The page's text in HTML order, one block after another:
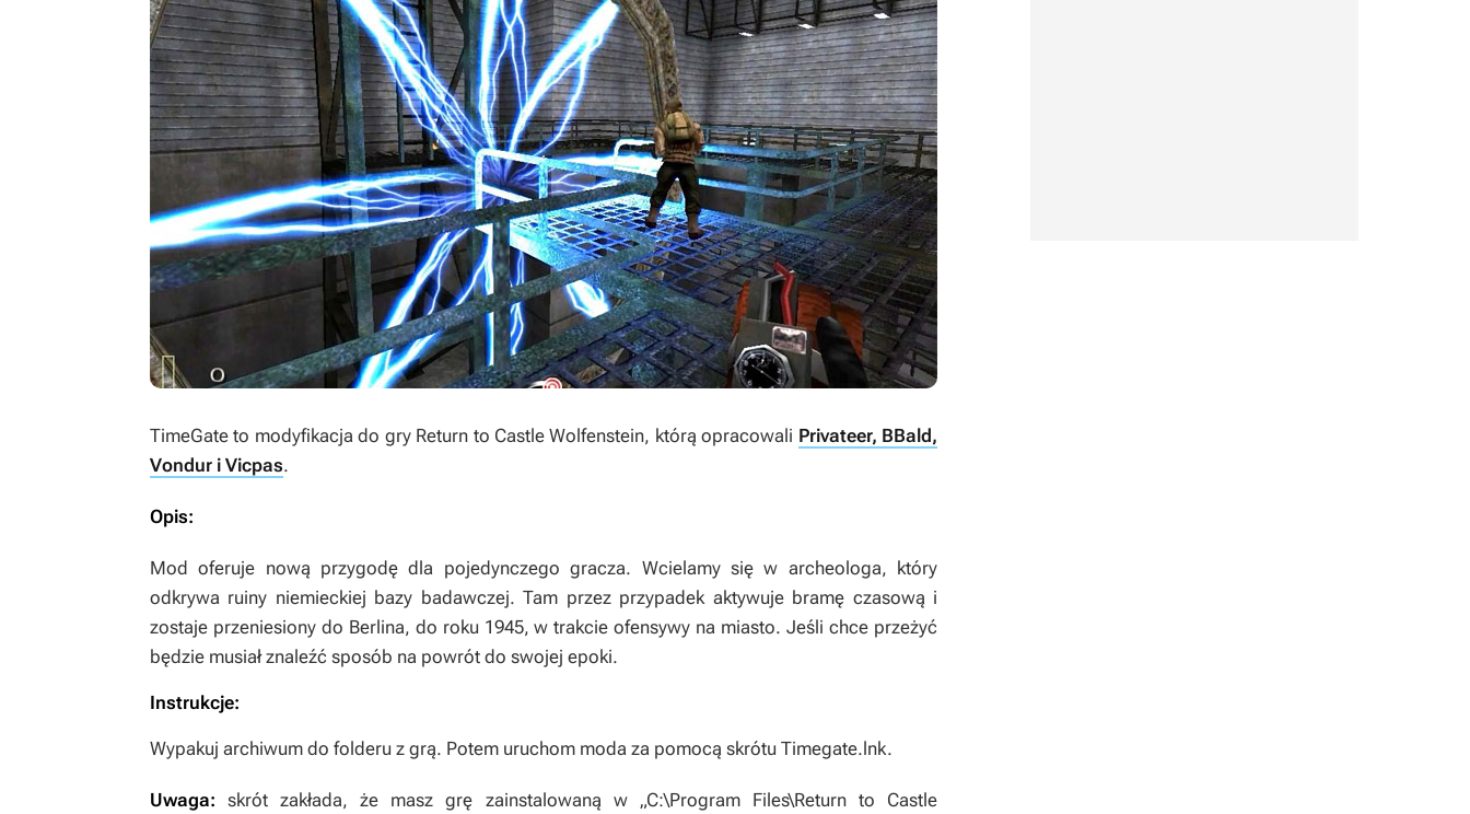
TimeGateto modyfikacja do gry Return to Castle Wolfenstein, którą opracowali Privateer, BBald,
Vondur i Vicpas.
Opis:
Mod oferuje nową przygodę dla pojedynczego gracza. Wcielamy się w archeologa, który
odkrywa ruiny niemieckiej bazy badawczej. Tam przez przypadek aktywuje bramę czasową i
zostaje przeniesiony do Berlina, do roku 1945, w trakcie ofensywy na miasto. Jeśli chce przeżyć
będzie musiał znaleźć sposób na powrót do swojej epoki.
Instrukcje:
Wypakuj archiwum do folderu z grą. Potem uruchom moda za pomocą skrótu Timegate.lnk.
Uwaga:skrót zakłada, że masz grę zainstalowaną w „C:\Program Files\Return to Castle